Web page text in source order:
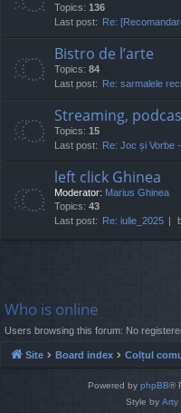
Topics: 136
Last post: Re:
Bistro de l’arte
Topics: 84
Last post: Re: sarmalele reci
Streaming,
Topics: 15
Last post: Re: Joc și Vorbe
left click Ghinea
Moderator: Marius Ghinea
Topics: 43
Last post: Re: iulie_2025
Who is online
Users browsing this forum: No
Site Board index Colțul
Powered by phpBB®
Style by Arty